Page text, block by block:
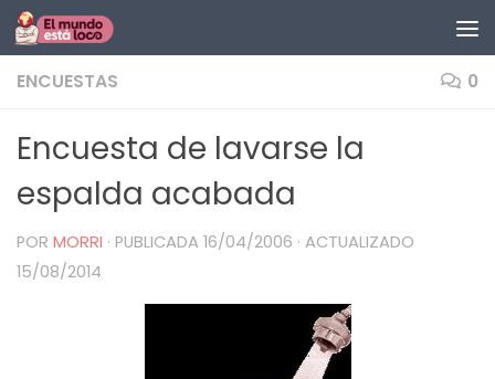
Saltar al contenido
ENCUESTAS 0
Encuesta de lavarse la
espalda acabada
POR MORRI · PUBLICADA 16/04/2006 · ACTUALIZADO
15/08/2014